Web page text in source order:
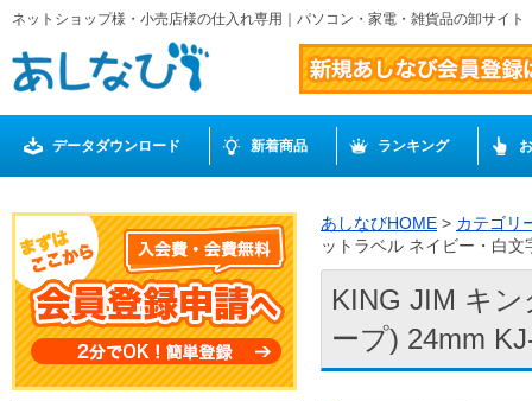
ネットショップ様・小売店様の仕入れ専用｜パソコン・家電・雑貨品の卸サイ
データダウンロード 新着商品 ランキング
あしなびHOME > カテゴリ
ットラベル ネイビー・白
KING JIM キ
ープ) 24mm